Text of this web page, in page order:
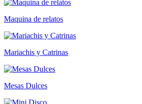
Maquina de relatos
Mariachis y Catrinas
Mesas Dulces